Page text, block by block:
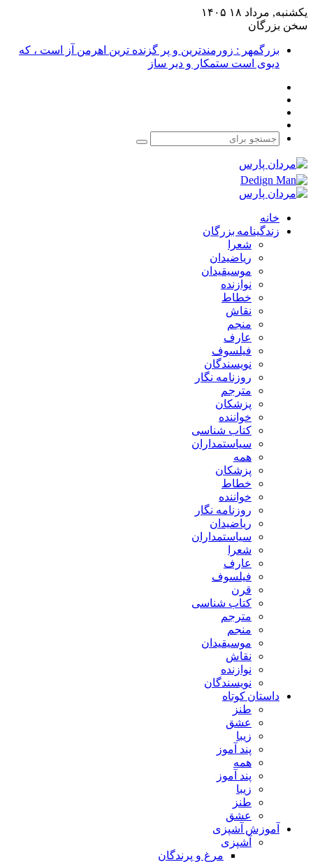
یکشنبه, مرداد ۱۸ ۱۴۰۵
سخن بزرگان
بزرگمهر : زورمندترین و پر گزنده ترین اهرمن آز است ، که
دیوی است ستمکار و دیر ساز
جستجو
خانه
زندگینامه بزرگان
شعرا
ریاضیدان
موسیقیدان
نوازنده
خطاط
نقاش
منجم
عارف
فیلسوف
نویسندگان
روزنامه نگار
مترجم
پزشکان
خواننده
کتاب شناسی
سیاستمداران
همه
پزشکان
خطاط
خواننده
روزنامه نگار
ریاضیدان
سیاستمداران
شعرا
عارف
فیلسوف
قرن
کتاب شناسی
مترجم
منجم
موسیقیدان
نقاش
نوازنده
نویسندگان
داستان کوتاه
طنز
عشق
زیبا
پند آموز
همه
پند آموز
زیبا
طنز
عشق
آموزش آشپزی
آشپزی
مرغ و پرندگان